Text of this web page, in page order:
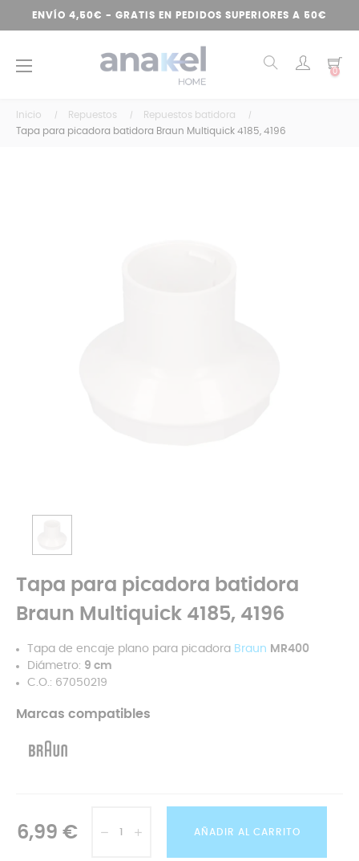
ENVÍO 4,50€ - GRATIS EN PEDIDOS SUPERIORES A 50€
Navegación
☰ 0
Inicio Repuestos
Repuestos batidora
Tapa para picadora batidora Braun Multiquick 4185, 4196
Tapa para picadora batidora
Braun Multiquick 4185, 4196
Tapa de encaje plano para picadora Braun MR400
Diámetro: 9 cm
C.O.: 67050219
Marcas compatibles
6,99 € AÑADIR AL CARRITO